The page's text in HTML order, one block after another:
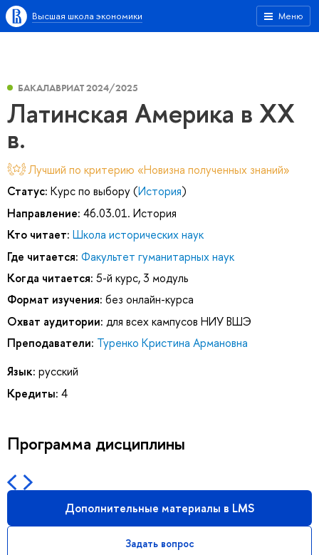
Меню
Высшая школа экономики
БАКАЛАВРИАТ 2024/2025
Латинская Америка в ХХ
в.
Лучший по критерию «Новизна полученных знаний»
Статус: Курс по выбору (История)
Направление: 46.03.01. История
Кто читает: Школа исторических наук
Где читается: Факультет гуманитарных наук
Когда читается: 5-й курс, 3 модуль
Формат изучения: без онлайн-курса
Охват аудитории: для всех кампусов НИУ ВШЭ
Преподаватели: Туренко Кристина Армановна
Язык: русский
Кредиты: 4
Программа дисциплины
Дополнительные материалы в LMS
Задать вопрос